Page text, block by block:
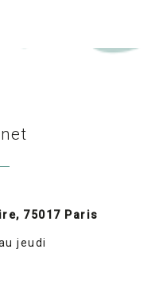
75017 Paris
jeudi